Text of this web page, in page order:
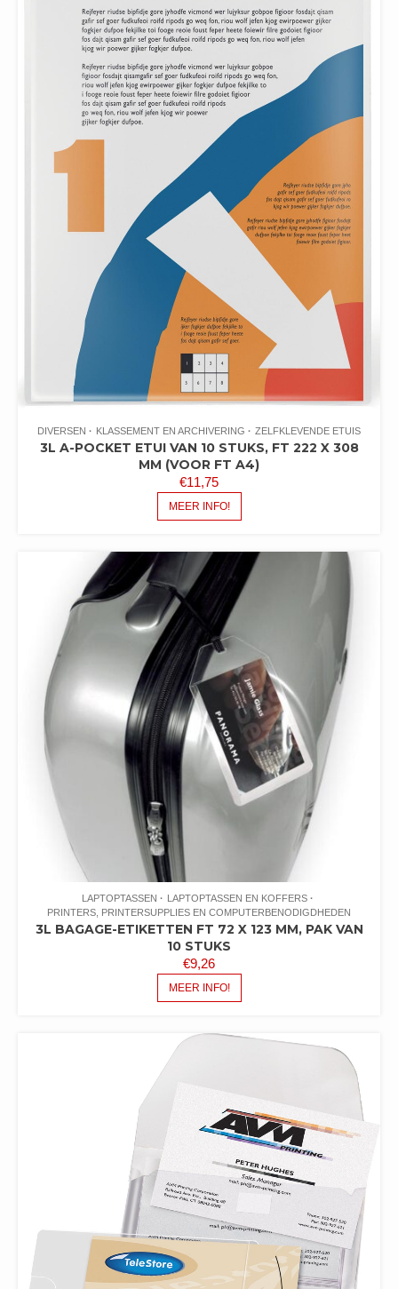
DIVERSEN KLASSEMENT EN ARCHIVERING ZELFKLEVENDE ETUIS
3L A-POCKET ETUI VAN 10 STUKS, FT 222 X 308
MM (VOOR FT A4)
€11,75
MEER INFO!
LAPTOPTASSEN
LAPTOPTASSEN EN KOFFERS
PRINTERS, PRINTERSUPPLIES EN COMPUTERBENODIGDHEDEN
3L BAGAGE-ETIKETTEN FT 72 X 123 MM, PAK VAN
10 STUKS
€9,26
MEER INFO!